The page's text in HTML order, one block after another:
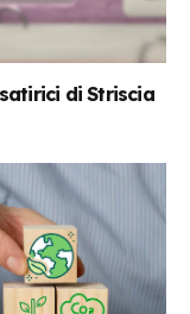
di Striscia